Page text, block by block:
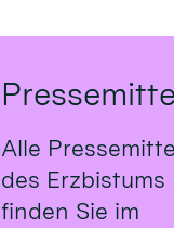
Alle
des Erzbistums
finden Sie im